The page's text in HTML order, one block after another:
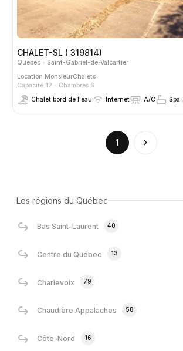
CHALET-SL ( 319814)
Québec
Saint-Gabriel-de-Valcartier
Location MonsieurChalets
Capacité 12
Chambres 6
Chalet bord de l'eau
Internet A/C Spa
1
(current)
Les régions du Québec
Bas Saint-Laurent 40
Centre du Québec 13
Charlevoix 79
Chaudière Appalaches 58
Côte-Nord 16